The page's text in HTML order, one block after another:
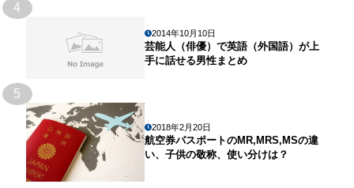
4
2014年10月10日
芸能人（俳優）で英語（外国語）が上
手に話せる男性まとめ
5
2018年2月20日
航空券パスポートのMR,MRS,MSの違
い、子供の敬称、使い分けは？